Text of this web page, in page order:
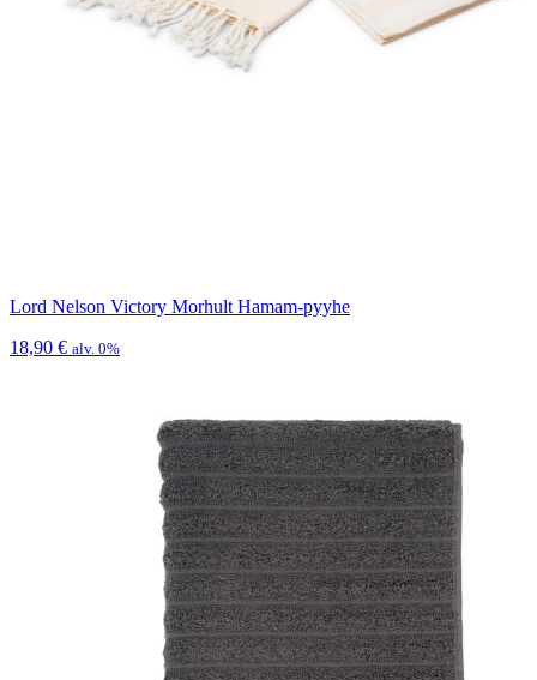
Lord Nelson Victory Morhult Hamam-pyyhe
18,90 € alv. 0%